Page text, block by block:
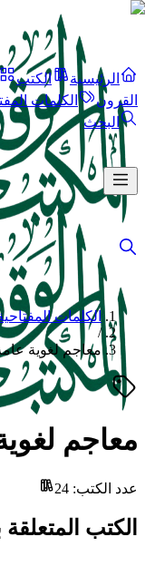
الرئيسية الكتب
القرون
الكلمات
البحث
الكلمات
/
معاجم لغوية
معاجم
عدد الكتب:
24
الكتب المتعلقة